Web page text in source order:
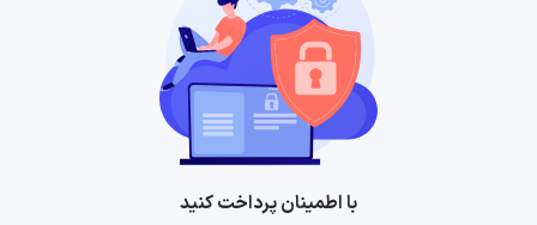
با اطمینان پرداخت کنید